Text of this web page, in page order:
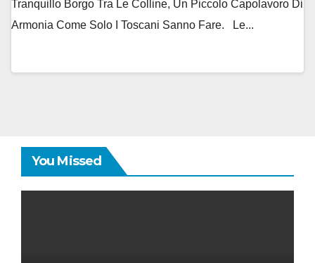
Tranquillo Borgo Tra Le Colline, Un Piccolo Capolavoro Di
Armonia Come Solo I Toscani Sanno Fare. Le...
You Missed